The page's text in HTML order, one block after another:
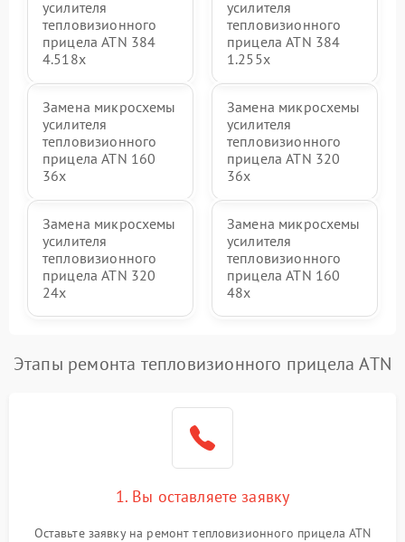
усилителя
тепловизионного
прицела ATN 384
4.518x
усилителя
тепловизионного
прицела ATN 384
1.255х
Замена микросхемы
усилителя
тепловизионного
прицела ATN 160
36x
Замена микросхемы
усилителя
тепловизионного
прицела ATN 320
36x
Замена микросхемы
усилителя
тепловизионного
прицела ATN 320
24x
Замена микросхемы
усилителя
тепловизионного
прицела ATN 160
48x
Этапы ремонта тепловизионного прицела ATN
1. Вы оставляете заявку
Оставьте заявку на ремонт тепловизионного прицела ATN